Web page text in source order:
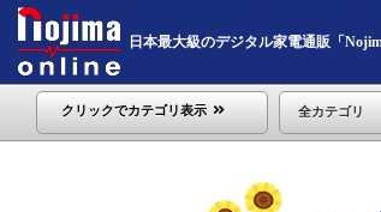
日本最大級のデジタル家電通販「
クリックでカテゴリ表示 全カテゴリ